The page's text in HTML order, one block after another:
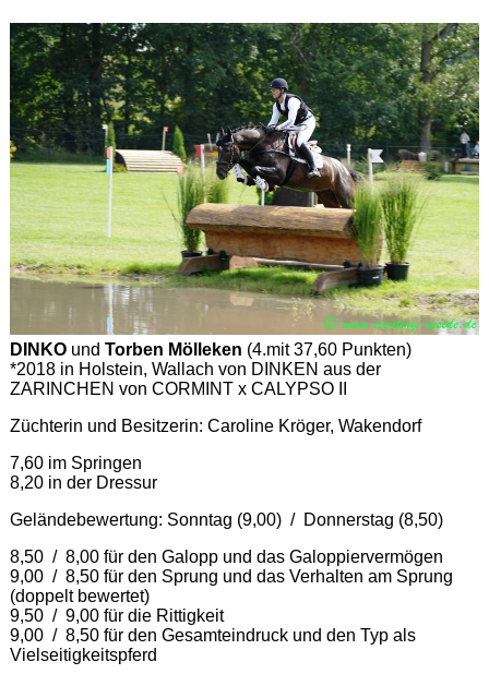
DINKO und Torben Mölleken (4.mit 37,60 Punkten)
*2018 in Holstein, Wallach von DINKEN aus der
ZARINCHEN von CORMINT x CALYPSO II
Züchterin und Besitzerin: Caroline Kröger, Wakendorf
7,60 im Springen
8,20 in der Dressur
Geländebewertung: Sonntag (9,00) / Donnerstag (8,50)
8,50 / 8,00 für den Galopp und das Galoppiervermögen
9,00 / 8,50 für den Sprung und das Verhalten am Sprung
(doppelt bewertet)
9,50 / 9,00 für die Rittigkeit
9,00 / 8,50 für den Gesamteindruck und den Typ als
Vielseitigkeitspferd